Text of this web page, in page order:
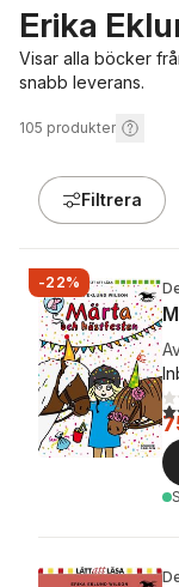
Erika
Visar alla böcker
snabb leverans.
105 produkter
Filtrera
-22%